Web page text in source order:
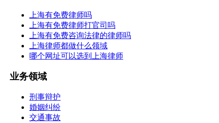
上海有免费律师吗
上海有免费律师打官司吗
上海有免费咨询法律的律师吗
上海律师都做什么领域
哪个网址可以选到上海律师
业务领域
刑事辩护
婚姻纠纷
交通事故